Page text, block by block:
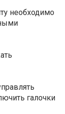
необходимо
галочки